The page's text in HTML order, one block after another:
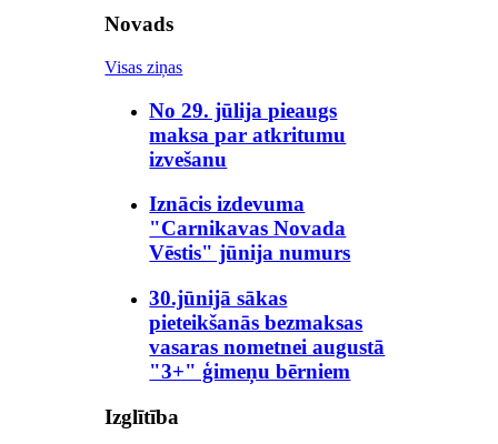
Novads
Visas ziņas
No 29. jūlija pieaugs
maksa par atkritumu
izvešanu
Iznācis izdevuma
"Carnikavas Novada
Vēstis" jūnija numurs
30.jūnijā sākas
pieteikšanās bezmaksas
vasaras nometnei augustā
"3+" ģimeņu bērniem
Izglītība